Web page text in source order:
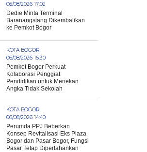
06/08/2026 17:02
Dedie Minta Terminal
Baranangsiang Dikembalikan
ke Pemkot Bogor
KOTA BOGOR
06/08/2026 15:30
Pemkot Bogor Perkuat
Kolaborasi Penggiat
Pendidikan untuk Menekan
Angka Tidak Sekolah
KOTA BOGOR
06/08/2026 14:40
Perumda PPJ Beberkan
Konsep Revitalisasi Eks Plaza
Bogor dan Pasar Bogor, Fungsi
Pasar Tetap Dipertahankan